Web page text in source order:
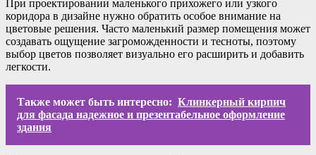
При проектировании маленького прихожего или узкого
коридора в дизайне нужно обратить особое внимание на
цветовые решения. Часто маленький размер помещения может
создавать ощущение загроможденности и тесноты, поэтому
выбор цветов позволяет визуально его расширить и добавить
легкости.
Также может быть интересно: Клинкерный кирпич
для фасада надежное и презентабельное оформление
здания